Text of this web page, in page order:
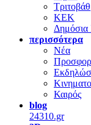
ΚΕΚ
Δημόσια
περισσότερα
Νέα
Καιρός
blog
24310.gr